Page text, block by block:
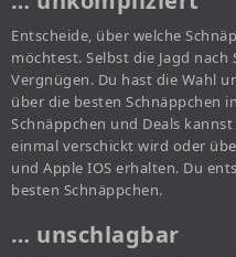
Entscheide, über welche
möchtest. Selbst die Jagd
Vergnügen. Du hast die Wahl
über die besten Schnäppchen
Schnäppchen und Deals
einmal verschickt wird oder
und Apple IOS erhalten. Du
besten Schnäppchen.
… unschlagbar